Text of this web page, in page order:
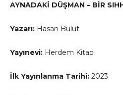
AYNADAKİ DÜŞMAN – BİR
Yazarı: Hasan Bulut
Yayınevi: Herdem Kitap
İlk Yayınlanma Tarihi: 2023